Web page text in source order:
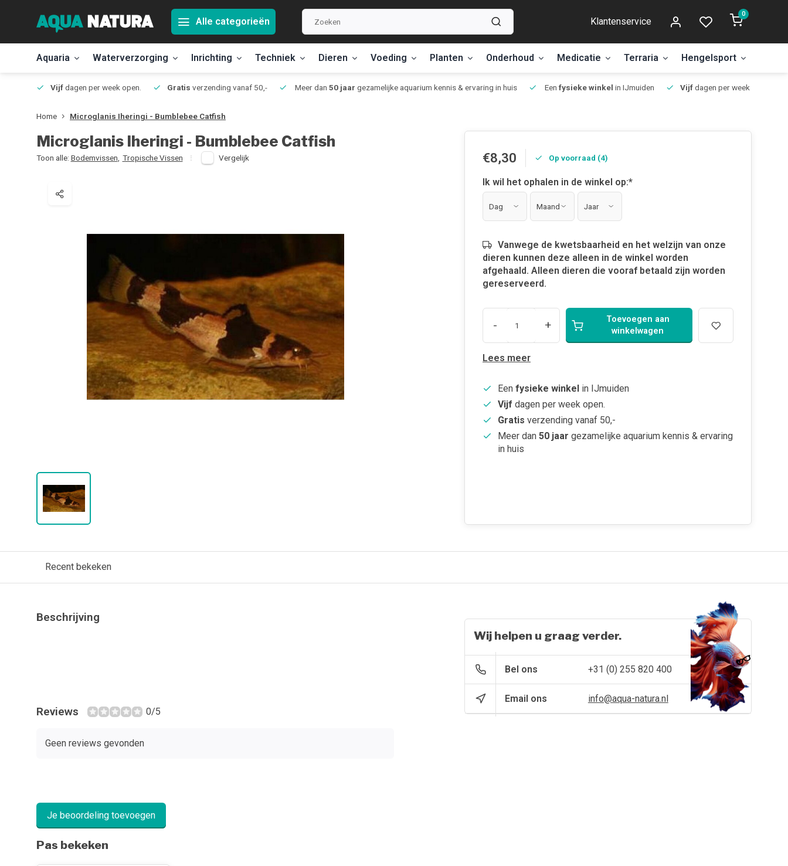
Alle categorieën Klantenservice
0
Aquaria Waterverzorging Inrichting Techniek Dieren Voeding Planten Onderhoud Medicatie Terraria Hengelsport
Vijfdagen per week open. Gratis verzending vanaf 50,- Meer dan 50 jaar gezamelijke aquarium kennis & ervaring in huis Een fysieke winkel in IJmuiden Vijfdagen per week open.
Home Microglanis Iheringi - Bumblebee Catfish
Microglanis Iheringi - Bumblebee Catfish
Toon alle: Bodemvissen Tropische Vissen Vergelijk €8,30 Op voorraad (4)
Ik wil het ophalen in de winkel op:*
Vanwege de kwetsbaarheid en het welzijn van onze
dieren kunnen deze alleen in de winkel worden
afgehaald. Alleen dieren die vooraf betaald zijn worden
gereserveerd.
- +
Toevoegen aan
winkelwagen
Lees meer
Een fysieke winkel in IJmuiden
Vijf dagen per week open.
Gratis verzending vanaf 50,-
Meer dan 50 jaar gezamelijke aquarium kennis & ervaring
in huis
Recent bekeken
Beschrijving
Reviews 0/5
Geen reviews gevonden
Je beoordeling toevoegen
Wij helpen u graag verder.
Bel ons +31 (0) 255 820 400
Email ons info@aqua-natura.nl
Pas bekeken